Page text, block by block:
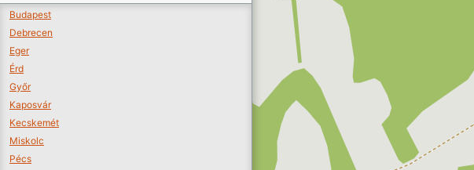
Budapest
Debrecen
Eger
Érd
Győr
Kaposvár
Kecskemét
Miskolc
Pécs